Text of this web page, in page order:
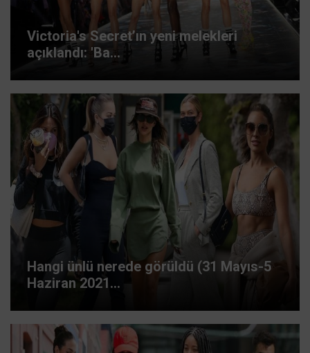
Victoria's Secret’ın yeni melekleri
açıklandı: 'Ba...
Hangi ünlü nerede görüldü (31 Mayıs-5
Haziran 2021...